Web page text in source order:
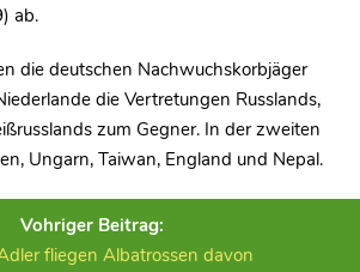
ab.
die deutschen Nachwuchskorbjäger
die Vertretungen Russlands,
zum Gegner. In der zweiten
Ungarn, Taiwan, England und Nepal.
Vohriger Beitrag:
fliegen Albatrossen davon